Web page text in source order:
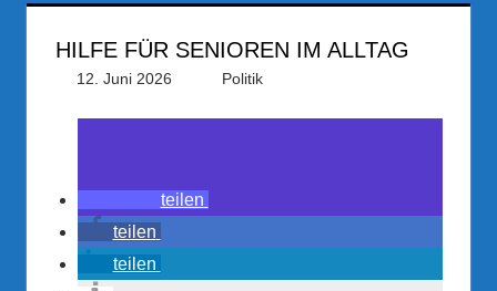
HILFE FÜR SENIOREN IM ALLTAG
12. Juni 2026 PRGateway
Politik
teilen
teilen
teilen